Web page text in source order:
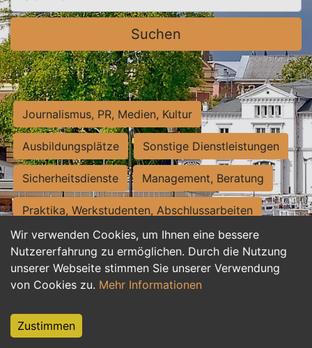
Wir verwenden Cookies, um Ihnen eine bessere
Nutzererfahrung zu ermöglichen. Durch die Nutzung
unserer Webseite stimmen Sie unserer Verwendung
von Cookies zu. Mehr Informationen
Zustimmen
Suchen
Journalismus, PR, Medien, Kultur
Ausbildungsplätze Sonstige Dienstleistungen
Sicherheitsdienste Management, Beratung
Praktika, Werkstudenten, Abschlussarbeiten
Personalwesen Assistenz, Sekretariat
Hilfskräfte, Aushilfs- und Nebenjobs
Weiterbildung, Studium, duale Ausbildung